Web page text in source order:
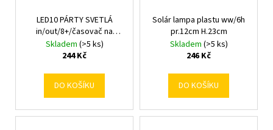
LED10 PÁRTY SVETLÁ
in/out/8+/časovač na
baterky/farba
Skladem (>5 ks)
244 Kč
DO KOŠÍKU
Solár lampa plastu ww/6h
pr.12cm H.23cm
Skladem (>5 ks)
246 Kč
DO KOŠÍKU